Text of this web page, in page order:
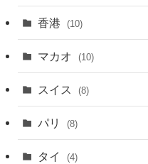
香港 (10)
マカオ (10)
スイス (8)
パリ (8)
タイ (4)